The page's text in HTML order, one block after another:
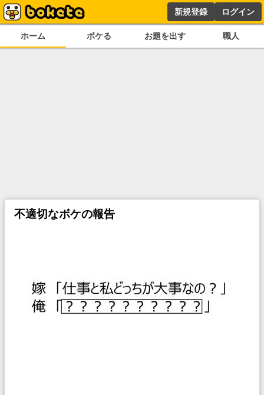
新規登録 ログイン
ホーム ボケる お題を出す 職人
不適切なボケの報告